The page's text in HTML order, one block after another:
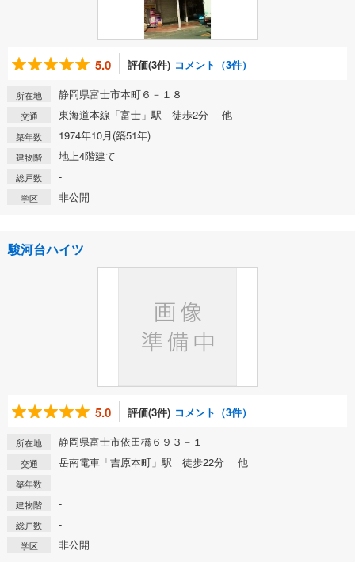
5.0 評価(3件) コメント（3件）
所在地 静岡県富士市本町６－１８
交通 東海道本線「富士」駅 徒歩2分 他
築年数 1974年10月(築51年)
建物階 地上4階建て
総戸数 -
学区 非公開
駿河台ハイツ
5.0 評価(3件) コメント（3件）
所在地 静岡県富士市依田橋６９３－１
交通 岳南電車「吉原本町」駅 徒歩22分 他
築年数 -
建物階 -
総戸数 -
学区 非公開